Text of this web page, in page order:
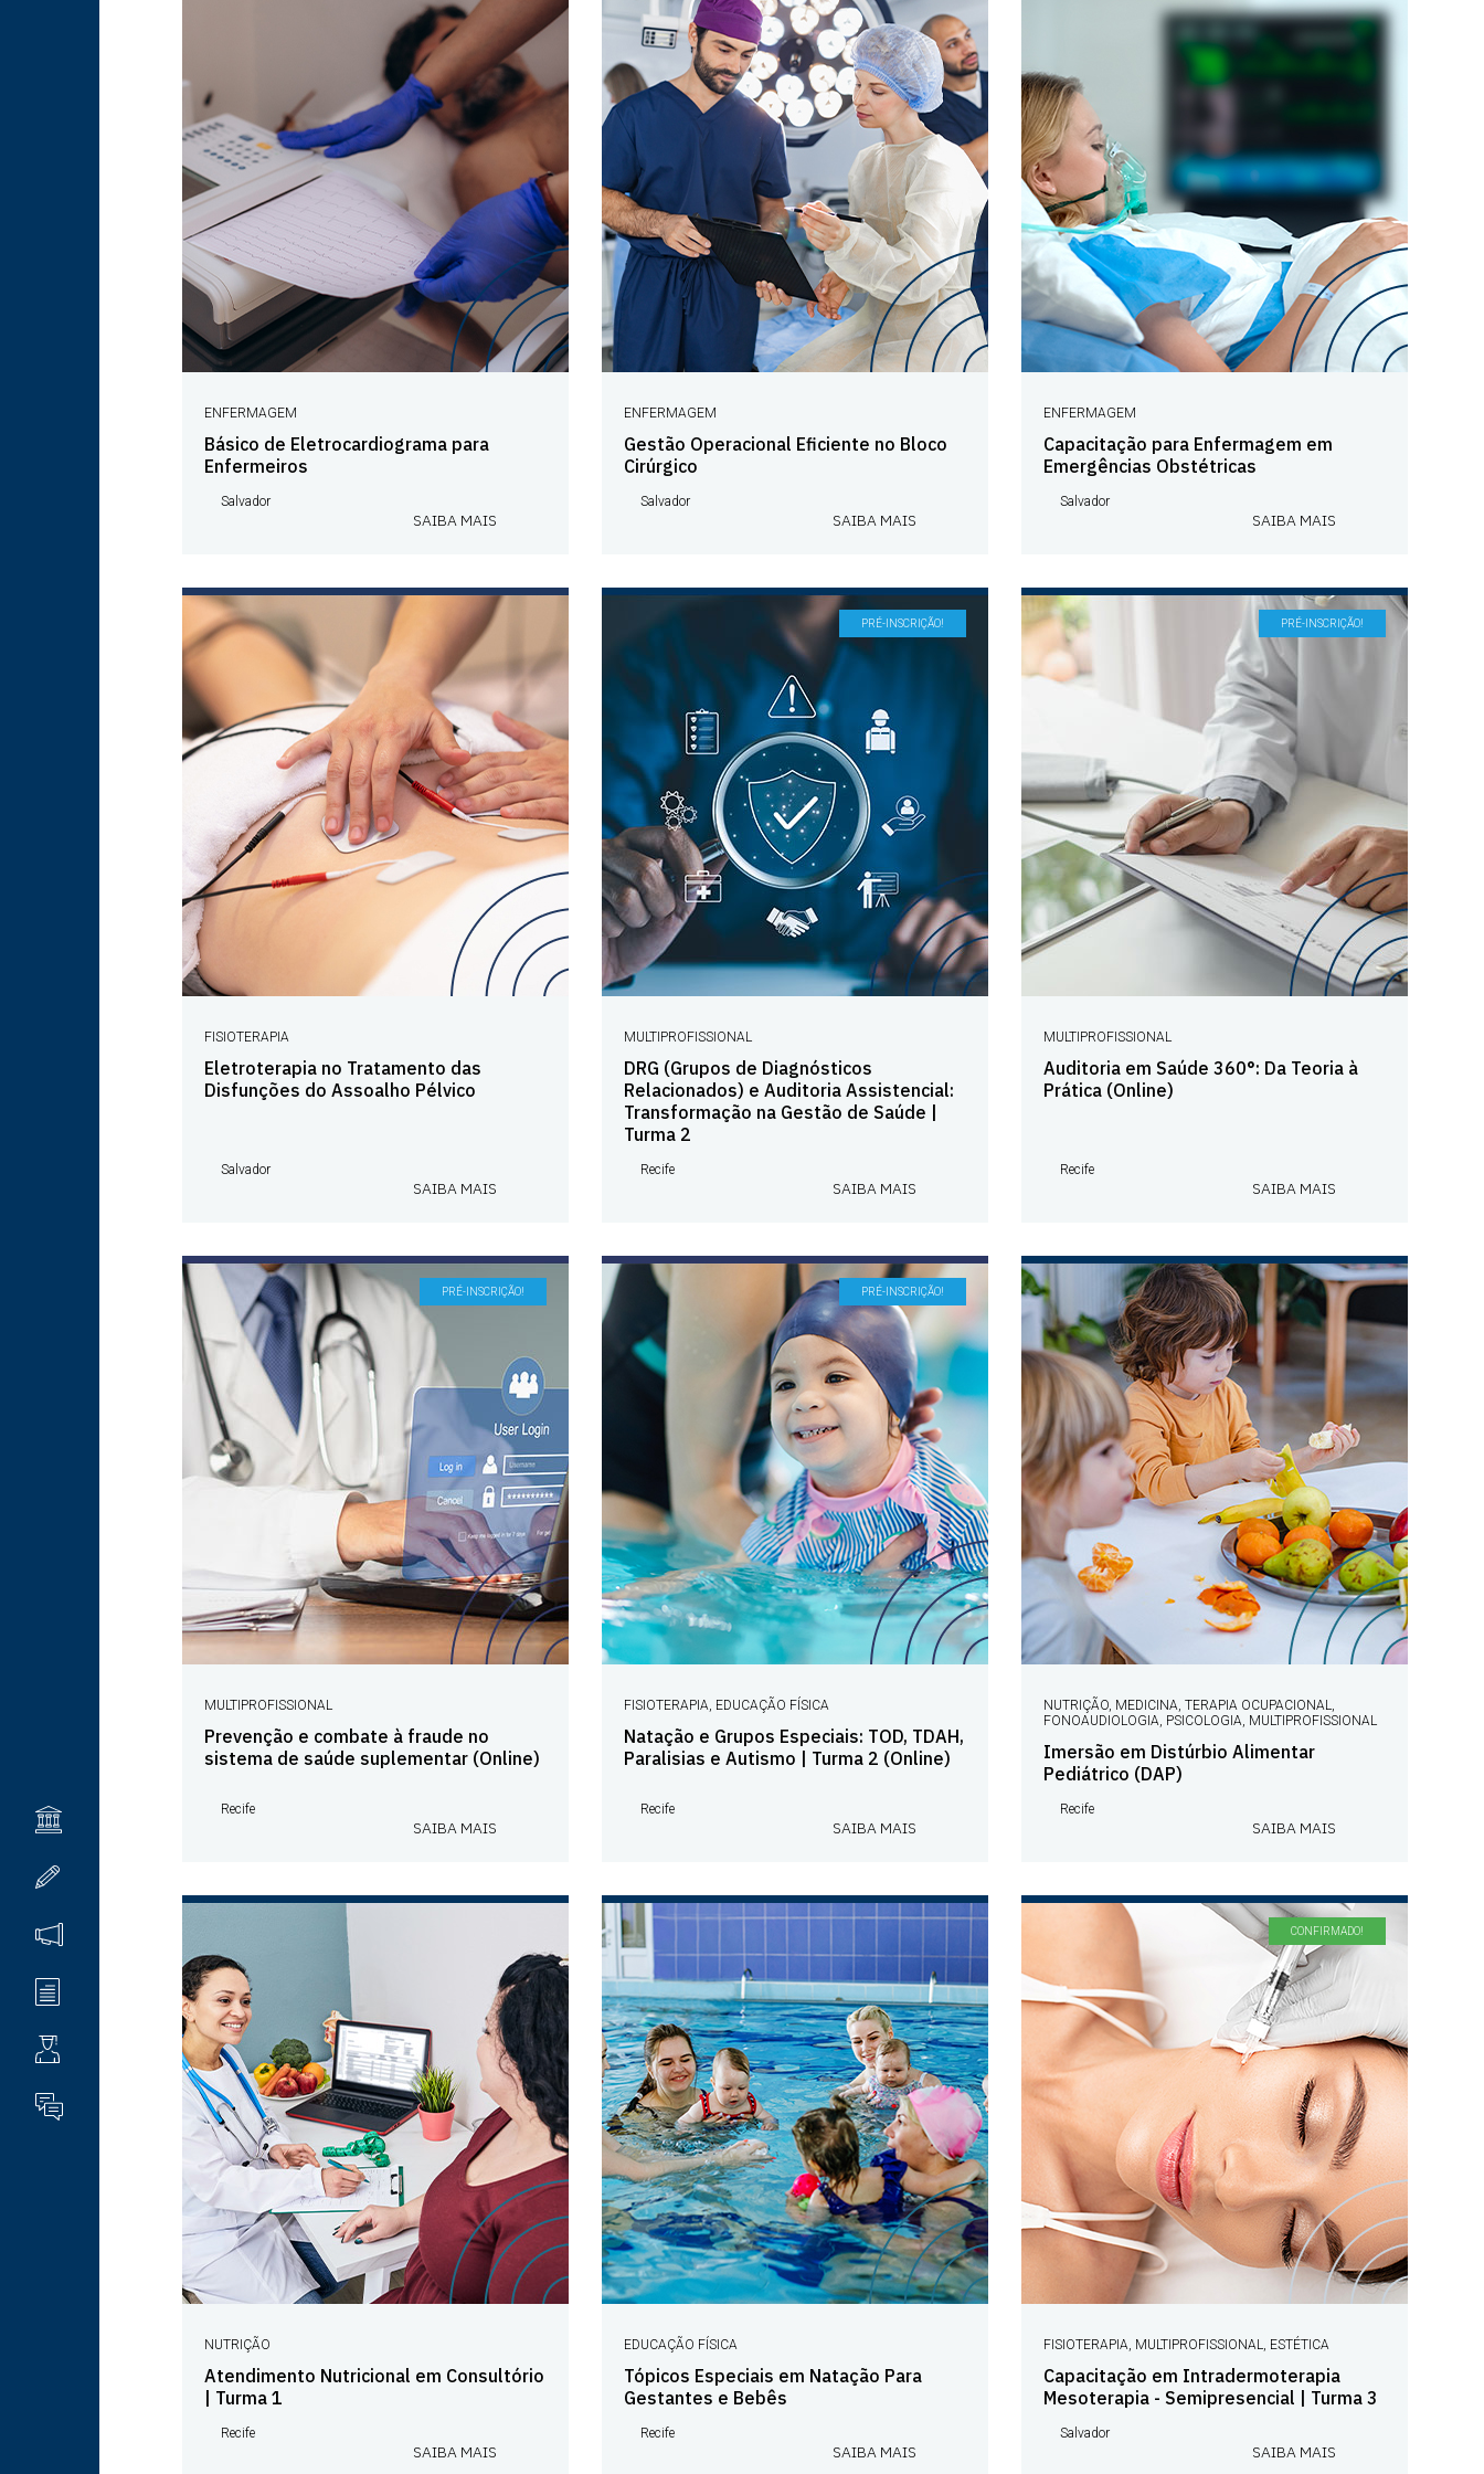
INSTITUCIONAL
FALE CONOSCO
ENFERMAGEM
Básico de Eletrocardiograma para
Enfermeiros
Salvador
SAIBA MAIS
ENFERMAGEM
Gestão Operacional Eficiente no Bloco
Cirúrgico
Salvador
SAIBA MAIS
ENFERMAGEM
Capacitação para Enfermagem em
Emergências Obstétricas
Salvador
SAIBA MAIS
FISIOTERAPIA
Eletroterapia no Tratamento das
Disfunções do Assoalho Pélvico
Salvador
SAIBA MAIS
PRÉ-INSCRIÇÃO!
MULTIPROFISSIONAL
DRG (Grupos de Diagnósticos
Relacionados) e Auditoria Assistencial:
Transformação na Gestão de Saúde |
Turma 2
Recife
SAIBA MAIS
PRÉ-INSCRIÇÃO!
MULTIPROFISSIONAL
Auditoria em Saúde 360°: Da Teoria à
Prática (Online)
Recife
SAIBA MAIS
PRÉ-INSCRIÇÃO!
MULTIPROFISSIONAL
Prevenção e combate à fraude no
sistema de saúde suplementar (Online)
Recife
SAIBA MAIS
PRÉ-INSCRIÇÃO!
FISIOTERAPIA, EDUCAÇÃO FÍSICA
Natação e Grupos Especiais: TOD, TDAH,
Paralisias e Autismo | Turma 2 (Online)
Recife
SAIBA MAIS
NUTRIÇÃO, MEDICINA, TERAPIA OCUPACIONAL,
FONOAUDIOLOGIA, PSICOLOGIA, MULTIPROFISSIONAL
Imersão em Distúrbio Alimentar
Pediátrico (DAP)
Recife
SAIBA MAIS
NUTRIÇÃO
Atendimento Nutricional em Consultório
| Turma 1
Recife
SAIBA MAIS
EDUCAÇÃO FÍSICA
Tópicos Especiais em Natação Para
Gestantes e Bebês
Recife
SAIBA MAIS
CONFIRMADO!
FISIOTERAPIA, MULTIPROFISSIONAL, ESTÉTICA
Capacitação em Intradermoterapia
Mesoterapia - Semipresencial | Turma 3
Salvador
SAIBA MAIS